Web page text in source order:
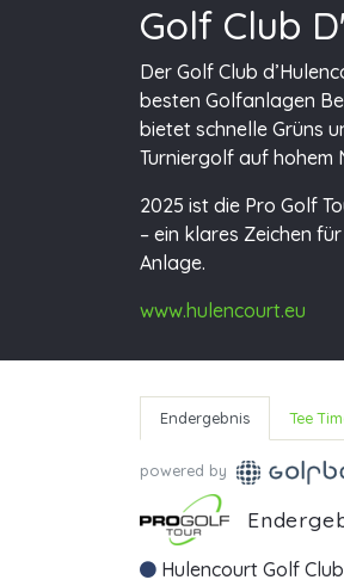
Golf Club
Der Golf Club
besten Golfanlagen
bietet schnelle Grüns
Turniergolf auf hohem
2025 ist die Pro Golf
– ein klares Zeichen
Anlage.
www.hulencourt.eu
Endergebnis Tee
powered by
Hulencourt Golf Club